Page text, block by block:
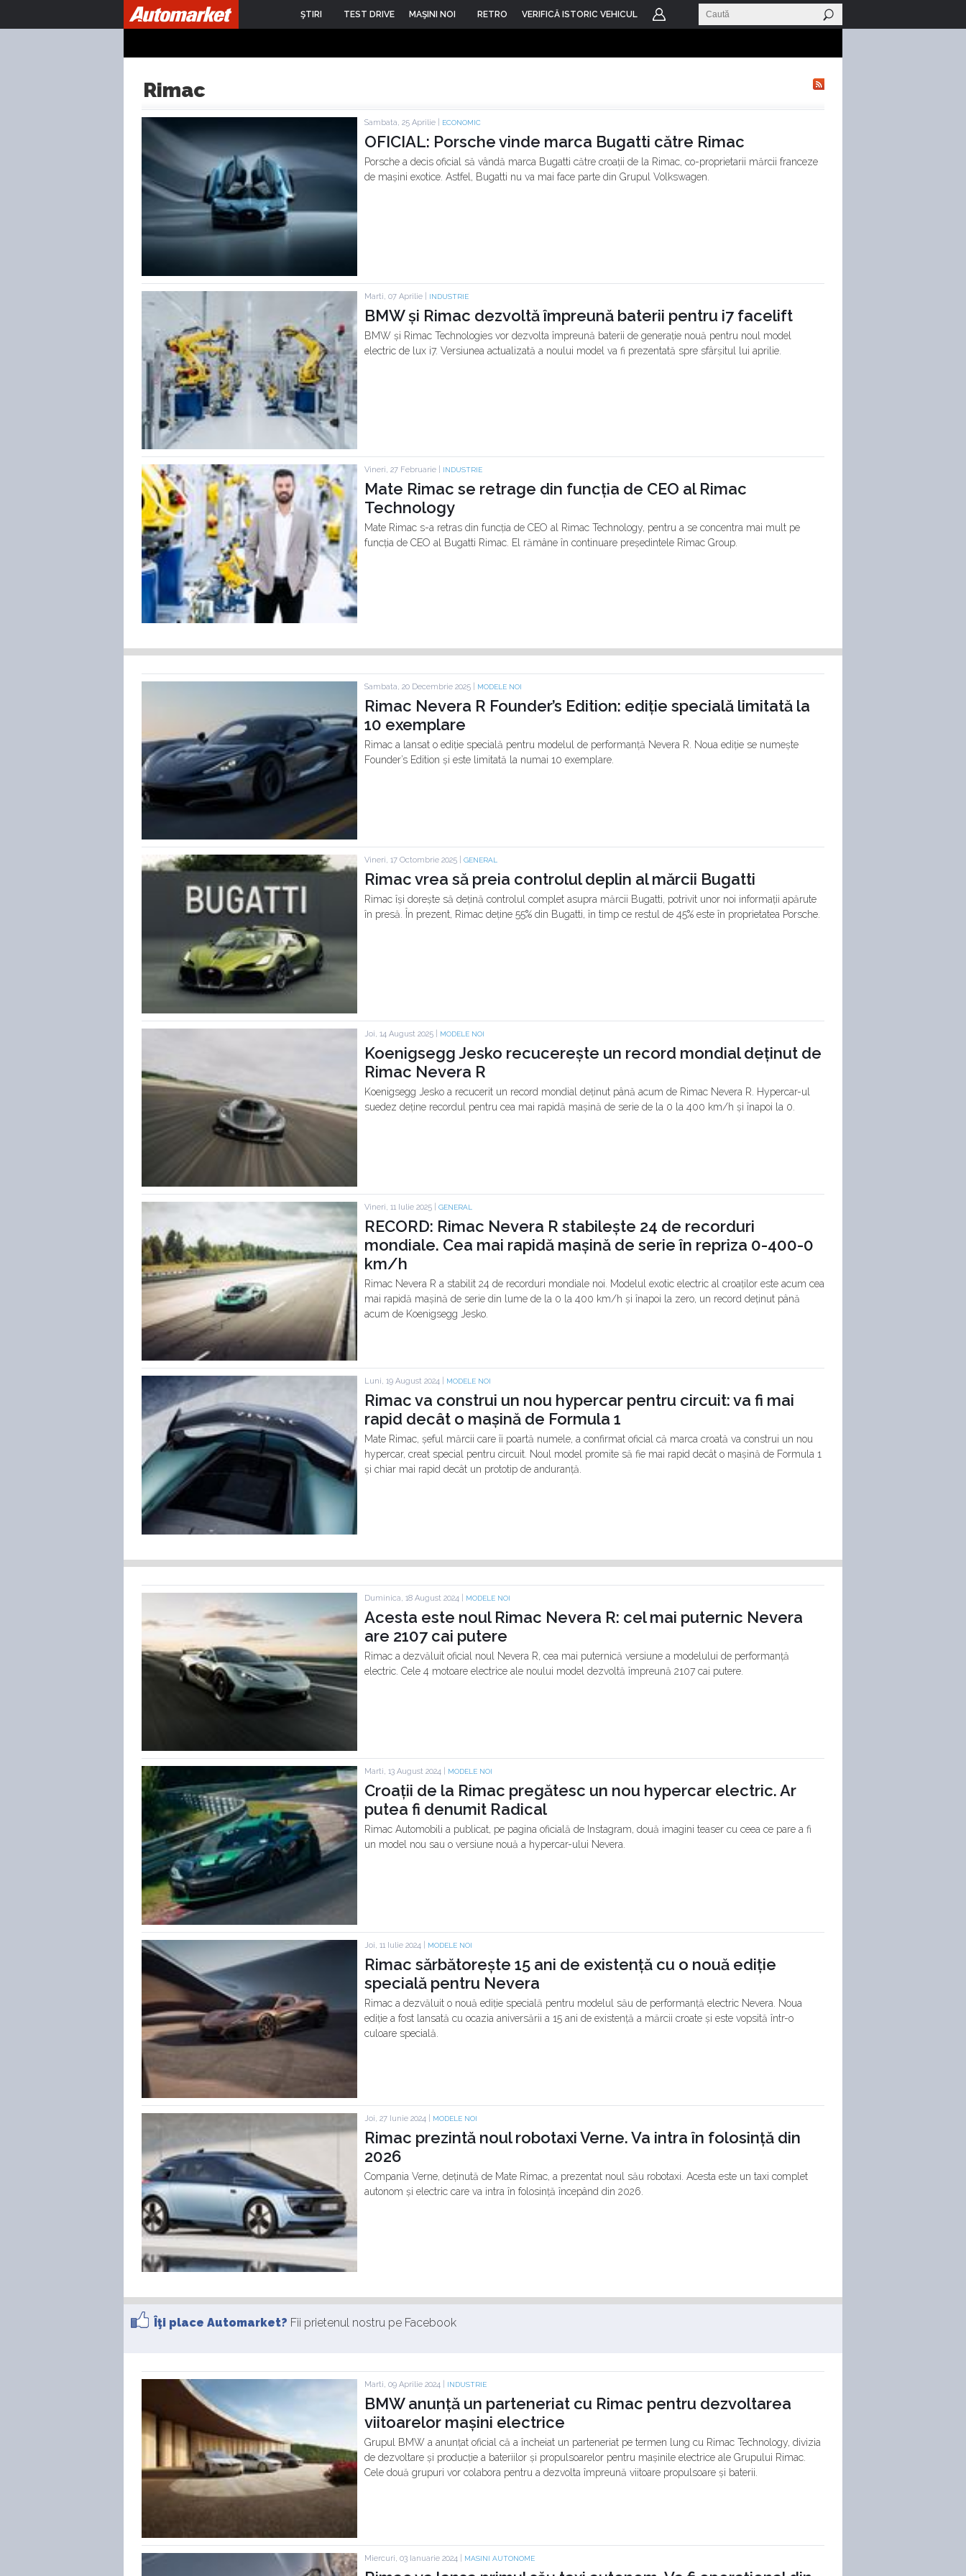
ŞTIRI TEST DRIVE MAŞINI NOI RETRO VERIFICĂ ISTORIC VEHICUL
Rimac
Sambata, 25 Aprilie | ECONOMIC
OFICIAL: Porsche vinde marca Bugatti către Rimac
Porsche a decis oficial să vândă marca Bugatti către croații de la Rimac, co-proprietarii mărcii franceze
de mașini exotice. Astfel, Bugatti nu va mai face parte din Grupul Volkswagen.
Marti, 07 Aprilie | INDUSTRIE
BMW și Rimac dezvoltă împreună baterii pentru i7 facelift
BMW și Rimac Technologies vor dezvolta împreună baterii de generație nouă pentru noul model
electric de lux i7. Versiunea actualizată a noului model va fi prezentată spre sfârșitul lui aprilie.
Vineri, 27 Februarie | INDUSTRIE
Mate Rimac se retrage din funcția de CEO al Rimac
Technology
Mate Rimac s-a retras din funcția de CEO al Rimac Technology, pentru a se concentra mai mult pe
funcția de CEO al Bugatti Rimac. El rămâne în continuare președintele Rimac Group.
Sambata, 20 Decembrie 2025 | MODELE NOI
Rimac Nevera R Founder’s Edition: ediție specială limitată la
10 exemplare
Rimac a lansat o ediție specială pentru modelul de performanță Nevera R. Noua ediție se numește
Founder’s Edition și este limitată la numai 10 exemplare.
Vineri, 17 Octombrie 2025 | GENERAL
Rimac vrea să preia controlul deplin al mărcii Bugatti
Rimac își dorește să dețină controlul complet asupra mărcii Bugatti, potrivit unor noi informații apărute
în presă. În prezent, Rimac deține 55% din Bugatti, în timp ce restul de 45% este în proprietatea Porsche.
Joi, 14 August 2025 | MODELE NOI
Koenigsegg Jesko recucerește un record mondial deținut de
Rimac Nevera R
Koenigsegg Jesko a recucerit un record mondial deținut până acum de Rimac Nevera R. Hypercar-ul
suedez deține recordul pentru cea mai rapidă mașină de serie de la 0 la 400 km/h și înapoi la 0.
Vineri, 11 Iulie 2025 | GENERAL
RECORD: Rimac Nevera R stabilește 24 de recorduri
mondiale. Cea mai rapidă mașină de serie în repriza 0-400-0
km/h
Rimac Nevera R a stabilit 24 de recorduri mondiale noi. Modelul exotic electric al croaților este acum cea
mai rapidă mașină de serie din lume de la 0 la 400 km/h și înapoi la zero, un record deținut până
acum de Koenigsegg Jesko.
Luni, 19 August 2024 | MODELE NOI
Rimac va construi un nou hypercar pentru circuit: va fi mai
rapid decât o mașină de Formula 1
Mate Rimac, șeful mărcii care îi poartă numele, a confirmat oficial că marca croată va construi un nou
hypercar, creat special pentru circuit. Noul model promite să fie mai rapid decât o mașină de Formula 1
și chiar mai rapid decât un prototip de anduranță.
Duminica, 18 August 2024 | MODELE NOI
Acesta este noul Rimac Nevera R: cel mai puternic Nevera
are 2107 cai putere
Rimac a dezvăluit oficial noul Nevera R, cea mai puternică versiune a modelului de performanță
electric. Cele 4 motoare electrice ale noului model dezvoltă împreună 2107 cai putere.
Marti, 13 August 2024 | MODELE NOI
Croații de la Rimac pregătesc un nou hypercar electric. Ar
putea fi denumit Radical
Rimac Automobili a publicat, pe pagina oficială de Instagram, două imagini teaser cu ceea ce pare a fi
un model nou sau o versiune nouă a hypercar-ului Nevera.
Joi, 11 Iulie 2024 | MODELE NOI
Rimac sărbătorește 15 ani de existență cu o nouă ediție
specială pentru Nevera
Rimac a dezvăluit o nouă ediție specială pentru modelul său de performanță electric Nevera. Noua
ediție a fost lansată cu ocazia aniversării a 15 ani de existență a mărcii croate și este vopsită într-o
culoare specială.
Joi, 27 Iunie 2024 | MODELE NOI
Rimac prezintă noul robotaxi Verne. Va intra în folosință din
2026
Compania Verne, deținută de Mate Rimac, a prezentat noul său robotaxi. Acesta este un taxi complet
autonom și electric care va intra în folosință începând din 2026.
Îţi place Automarket? Fii prietenul nostru pe Facebook
Marti, 09 Aprilie 2024 | INDUSTRIE
BMW anunță un parteneriat cu Rimac pentru dezvoltarea
viitoarelor mașini electrice
Grupul BMW a anunțat oficial că a încheiat un parteneriat pe termen lung cu Rimac Technology, divizia
de dezvoltare și producție a bateriilor și propulsoarelor pentru mașinile electrice ale Grupului Rimac.
Cele două grupuri vor colabora pentru a dezvolta împreună viitoare propulsoare și baterii.
Miercuri, 03 Ianuarie 2024 | MASINI AUTONOME